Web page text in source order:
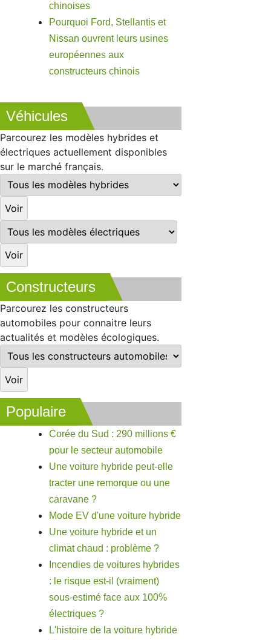
chinoises
Pourquoi Ford, Stellantis et
Nissan ouvrent leurs usines
européennes aux
constructeurs chinois
Véhicules
Parcourez les modèles hybrides et
électriques actuellement disponibles
sur le marché français.
Constructeurs
Parcourez les constructeurs
automobiles pour connaitre leurs
actualités et modèles écologiques.
Populaire
Corée du Sud : 290 millions €
pour le secteur automobile
Une voiture hybride peut-elle
tracter une remorque ou une
caravane ?
Mode EV d'une voiture hybride
Une voiture hybride et un
climat chaud : problème ?
Incendies de voitures hybrides
: le risque est-il (vraiment)
sous-estimé face aux 100%
électriques ?
L'histoire de la voiture hybride